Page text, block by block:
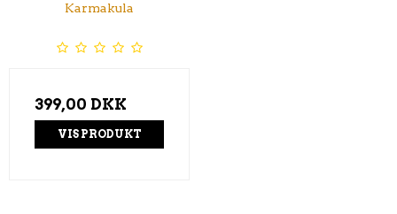
Karmakula
399,00 DKK
VIS PRODUKT